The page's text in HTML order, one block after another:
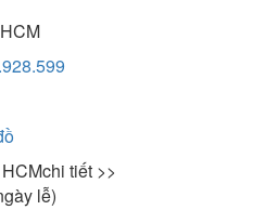
chi tiết >>
lễ)